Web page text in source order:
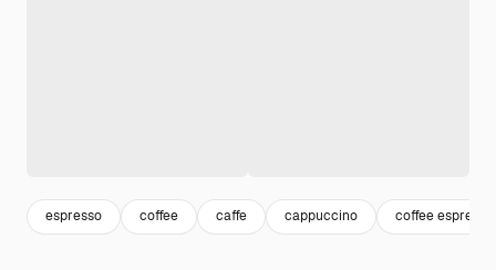
espresso coffee caffe cappuccino coffee espresso